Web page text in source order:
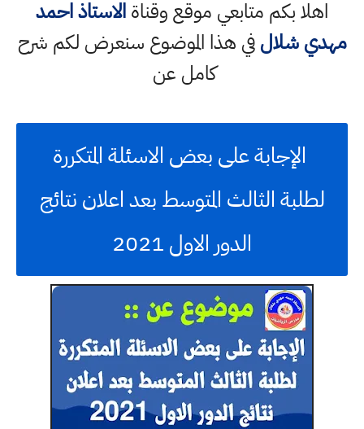
اهلا بكم متابعي موقع وقناةالاستاذ احمد
مهدي شلالفي هذا الموضوع سنعرض لكم شرح
كامل عن
الإجابة على بعض الاسئلة المتكررة
لطلبة الثالث المتوسط بعد اعلان نتائج
الدور الاول 2021